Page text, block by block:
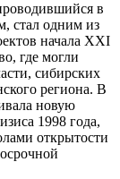
в
стал одним из
начала XXI
где могли
сибирских
региона. В
новую
1998 года,
открытости